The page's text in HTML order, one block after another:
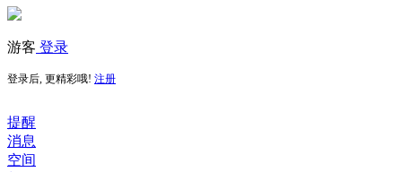
游客 登录
登录后, 更精彩哦! 注册
提醒
消息
空间